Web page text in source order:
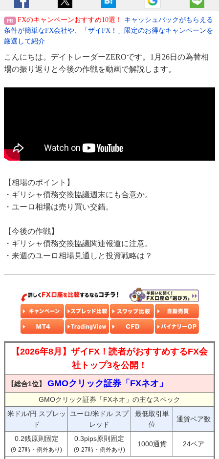
FXのキャンペーンおすすめ10選！
キャッシュバックがもらえる
条件が簡単なFX会社や、「ザイFX！」限定のお得なキャンペーンを
厳選して紹介
こんにちは。デイトレーダーZEROです。1月26日の為替相
場の振り返りと今後の作戦を動画で解説します。
【相場のポイント】
・ギリシャ債務交換協議週末にも合意か。
・ユーロ相場は売り買い交錯。
【今後の作戦】
・ギリシャ債務交換協議関連報道に注意。
・来週のユーロ相場見通しと投資戦略は？
【2026年8月】ザイFX！読者がおすすめするFX会
社トップ3を公開！
【総合1位】 GMOクリック証券「FXネオ」
GMOクリック証券「FXネオ」の主なスペック
米ドル/円 スプレッ
ド
ユーロ/米ドル スプ
レッド
最低取引単
位
通貨ペア数
0.2銭原則固定
(9-27時・例外あり)
0.3pips原則固定
(9-27時・例外あり)
1000通貨 24ペア